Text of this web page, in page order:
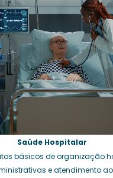
Saúde Hospitalar
básicos de organização
e atendimento